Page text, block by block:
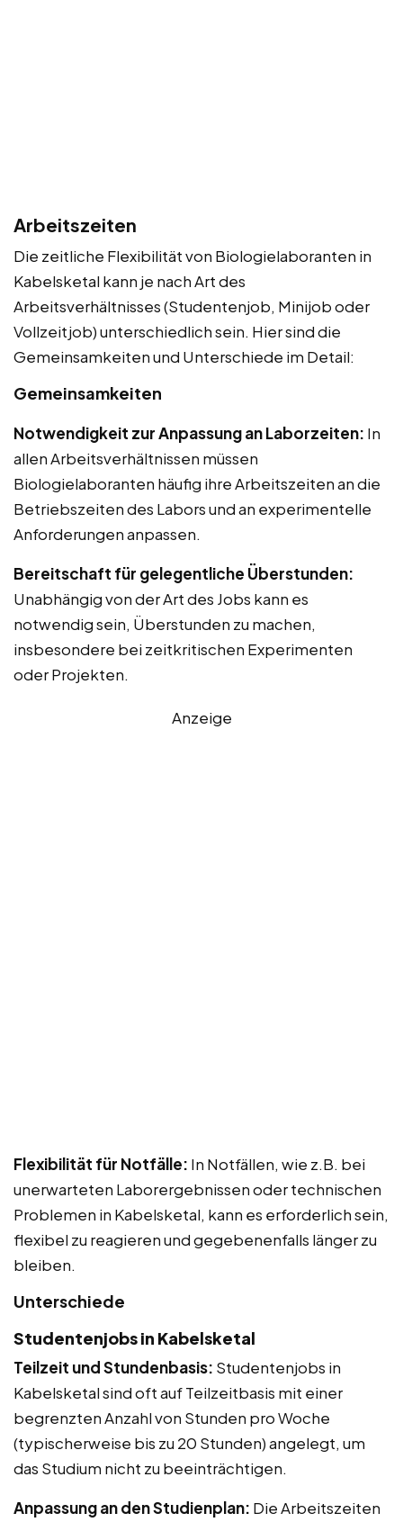
Arbeitszeiten
Die zeitliche Flexibilität von Biologielaboranten in
Kabelsketal kann je nach Art des
Arbeitsverhältnisses (Studentenjob, Minijob oder
Vollzeitjob) unterschiedlich sein. Hier sind die
Gemeinsamkeiten und Unterschiede im Detail:
Gemeinsamkeiten
Notwendigkeit zur Anpassung an Laborzeiten: In
allen Arbeitsverhältnissen müssen
Biologielaboranten häufig ihre Arbeitszeiten an die
Betriebszeiten des Labors und an experimentelle
Anforderungen anpassen.
Bereitschaft für gelegentliche Überstunden:
Unabhängig von der Art des Jobs kann es
notwendig sein, Überstunden zu machen,
insbesondere bei zeitkritischen Experimenten
oder Projekten.
Anzeige
Flexibilität für Notfälle: In Notfällen, wie z.B. bei
unerwarteten Laborergebnissen oder technischen
Problemen in Kabelsketal, kann es erforderlich sein,
flexibel zu reagieren und gegebenenfalls länger zu
bleiben.
Unterschiede
Studentenjobs in Kabelsketal
Teilzeit und Stundenbasis: Studentenjobs in
Kabelsketal sind oft auf Teilzeitbasis mit einer
begrenzten Anzahl von Stunden pro Woche
(typischerweise bis zu 20 Stunden) angelegt, um
das Studium nicht zu beeinträchtigen.
Anpassung an den Studienplan: Die Arbeitszeiten